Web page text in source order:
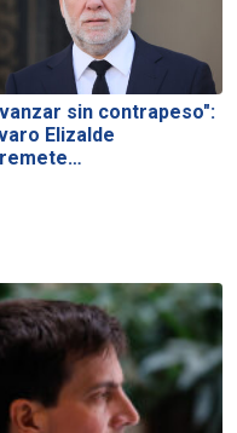
sin contrapeso":
Elizalde